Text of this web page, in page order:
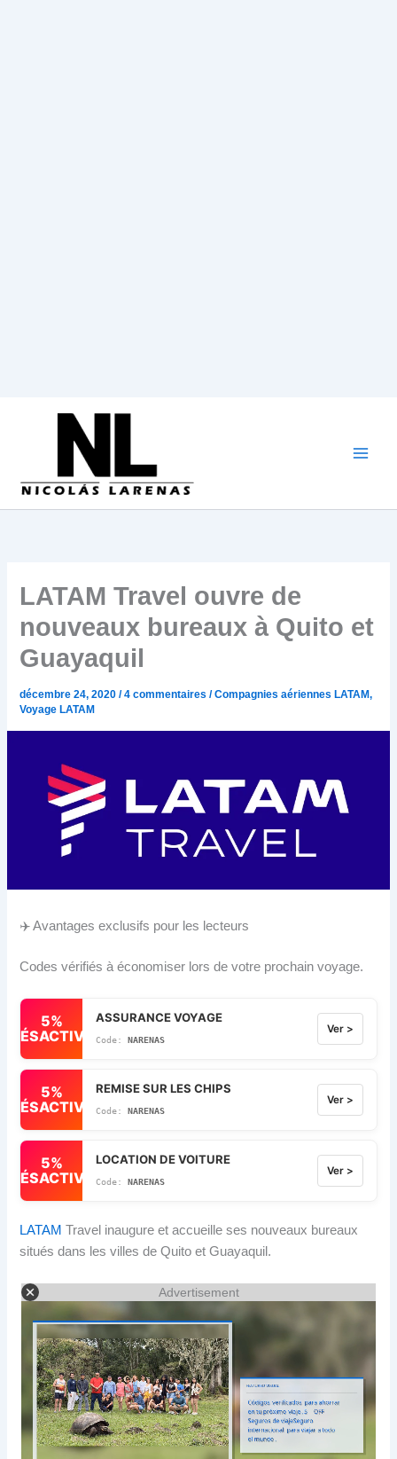
LATAM Travel ouvre de
nouveaux bureaux à Quito et
Guayaquil
décembre 24, 2020/4 commentaires /Compagnies aériennes LATAM,
Voyage LATAM
✈️ Avantages exclusifs pour les lecteurs
Codes vérifiés à économiser lors de votre prochain voyage.
5%
DÉSACTIVÉ
ASSURANCE VOYAGE
NARENAS
Ver >
5%
DÉSACTIVÉ
REMISE SUR LES CHIPS
NARENAS
Ver >
5%
DÉSACTIVÉ
LOCATION DE VOITURE
NARENAS
Ver >
LATAM Travel inaugure et accueille ses nouveaux bureaux
situés dans les villes de Quito et Guayaquil.
Advertisement